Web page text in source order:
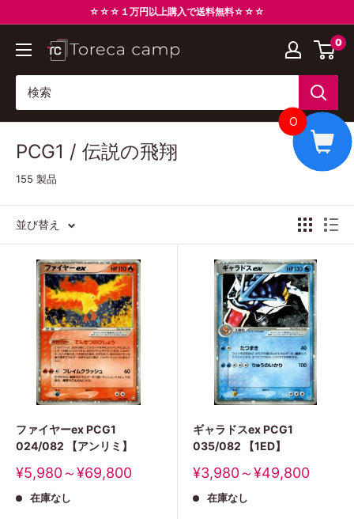
☆☆☆１万円以上購入で送料無料☆☆☆
ト
カ
キ
ン
プ
0
PCG1 / 伝説の飛翔
155 製品
並び替え
ファイヤーex PCG1
024/082 【アンリミ】
販
価
¥5,980～¥69,800
在庫なし
ギャラドスex PCG1
035/082 【1ED】
販
価
¥3,980～¥49,800
在庫なし
0